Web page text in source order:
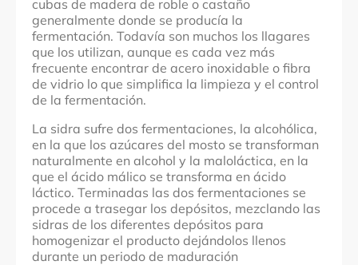
cubas de madera de roble o castaño
generalmente donde se producía la
fermentación. Todavía son muchos los llagares
que los utilizan, aunque es cada vez más
frecuente encontrar de acero inoxidable o fibra
de vidrio lo que simplifica la limpieza y el control
de la fermentación.
La sidra sufre dos fermentaciones, la alcohólica,
en la que los azúcares del mosto se transforman
naturalmente en alcohol y la maloláctica, en la
que el ácido málico se transforma en ácido
láctico. Terminadas las dos fermentaciones se
procede a trasegar los depósitos, mezclando las
sidras de los diferentes depósitos para
homogenizar el producto dejándolos llenos
durante un periodo de maduración